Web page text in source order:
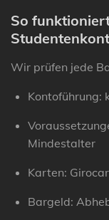
So
Wir prüfen jede
Kontoführung:
Mindestalter
Karten:
Bargeld: